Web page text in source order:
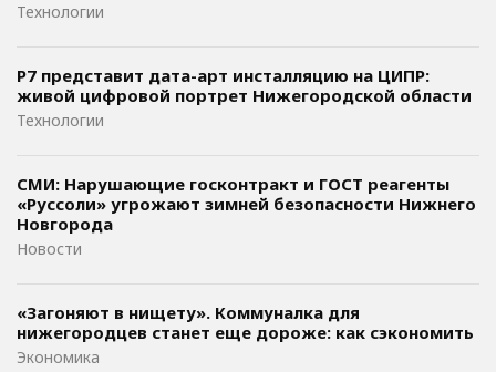
Технологии
Р7 представит дата-арт инсталляцию на ЦИПР:
живой цифровой портрет Нижегородской области
Технологии
СМИ: Нарушающие госконтракт и ГОСТ реагенты
«Руссоли» угрожают зимней безопасности Нижнего
Новгорода
Новости
«Загоняют в нищету». Коммуналка для
нижегородцев станет еще дороже: как сэкономить
Экономика